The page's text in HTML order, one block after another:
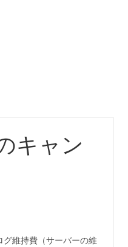
キャン
維持費（サーバーの維